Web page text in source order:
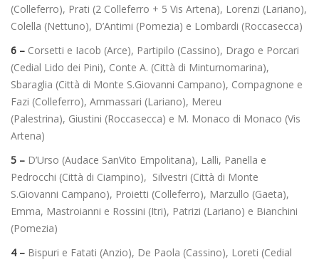
(Colleferro), Prati (2 Colleferro + 5 Vis Artena), Lorenzi (Lariano),
Colella (Nettuno), D’Antimi (Pomezia) e Lombardi (Roccasecca)
6 – Corsetti e Iacob (Arce), Partipilo (Cassino), Drago e Porcari
(Cedial Lido dei Pini), Conte A. (Città di Minturnomarina),
Sbaraglia (Città di Monte S.Giovanni Campano), Compagnone e
Fazi (Colleferro), Ammassari (Lariano), Mereu
(Palestrina), Giustini (Roccasecca) e M. Monaco di Monaco (Vis
Artena)
5 – D’Urso (Audace SanVito Empolitana), Lalli, Panella e
Pedrocchi (Città di Ciampino), Silvestri (Città di Monte
S.Giovanni Campano), Proietti (Colleferro), Marzullo (Gaeta),
Emma, Mastroianni e Rossini (Itri), Patrizi (Lariano) e Bianchini
(Pomezia)
4 – Bispuri e Fatati (Anzio), De Paola (Cassino), Loreti (Cedial